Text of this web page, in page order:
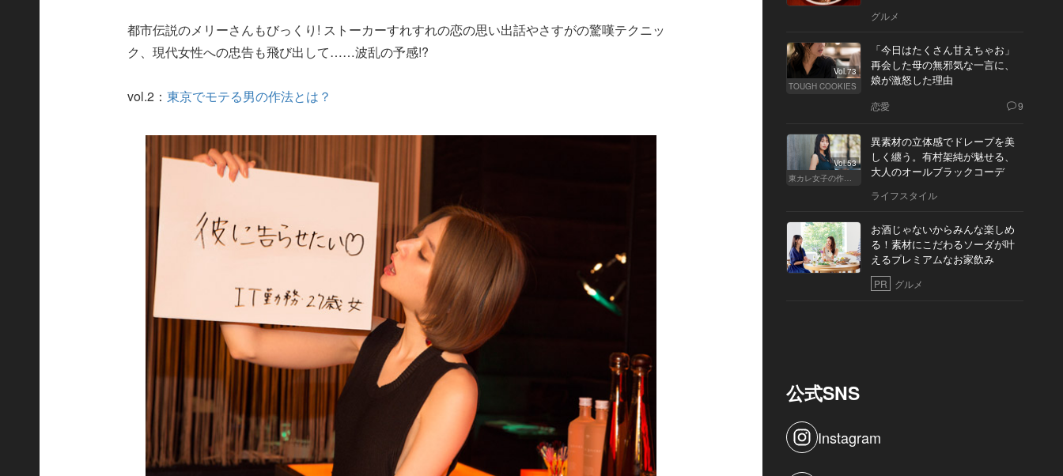
都市伝説のメリーさんもびっくり! ストーカーすれすれの恋の思い出話やさすがの驚嘆テクニッ
ク、現代女性への忠告も飛び出して……波乱の予感!?
vol.2：東京でモテる男の作法とは？
グルメ
Vol.73
TOUGH COOKIES
「今日はたくさん甘えちゃお」
再会した母の無邪気な一言に、
娘が激怒した理由
恋愛 9
Vol.53
東カレ女子の作り方
異素材の立体感でドレープを美
しく纏う。有村架純が魅せる、
大人のオールブラックコーデ
ライフスタイル
お酒じゃないからみんな楽しめ
る！素材にこだわるソーダが叶
えるプレミアムなお家飲み
PR グルメ
公式SNS
Instagram